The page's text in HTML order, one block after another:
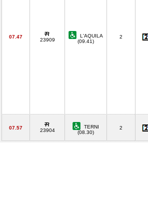
07.47
23909
L'AQUILA
(09.41)
2
07.57 23904
TERNI
(08.30)
2